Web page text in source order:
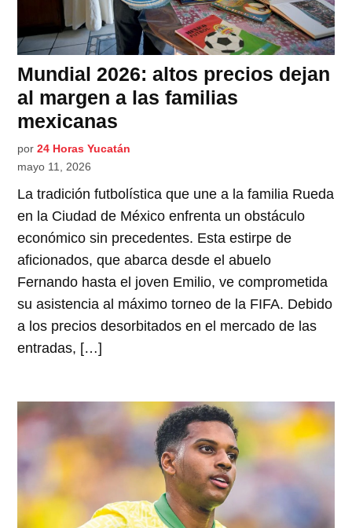
Mundial 2026: altos precios dejan
al margen a las familias
mexicanas
por 24 Horas Yucatán
mayo 11, 2026
La tradición futbolística que une a la familia Rueda
en la Ciudad de México enfrenta un obstáculo
económico sin precedentes. Esta estirpe de
aficionados, que abarca desde el abuelo
Fernando hasta el joven Emilio, ve comprometida
su asistencia al máximo torneo de la FIFA. Debido
a los precios desorbitados en el mercado de las
entradas, […]